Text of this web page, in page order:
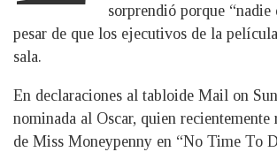
sorprendió porque “nadie
pesar de que los ejecutivos de la
sala.
En declaraciones al tabloide Mail on
nominada al Oscar, quien
de Miss Moneypenny en “No Time To